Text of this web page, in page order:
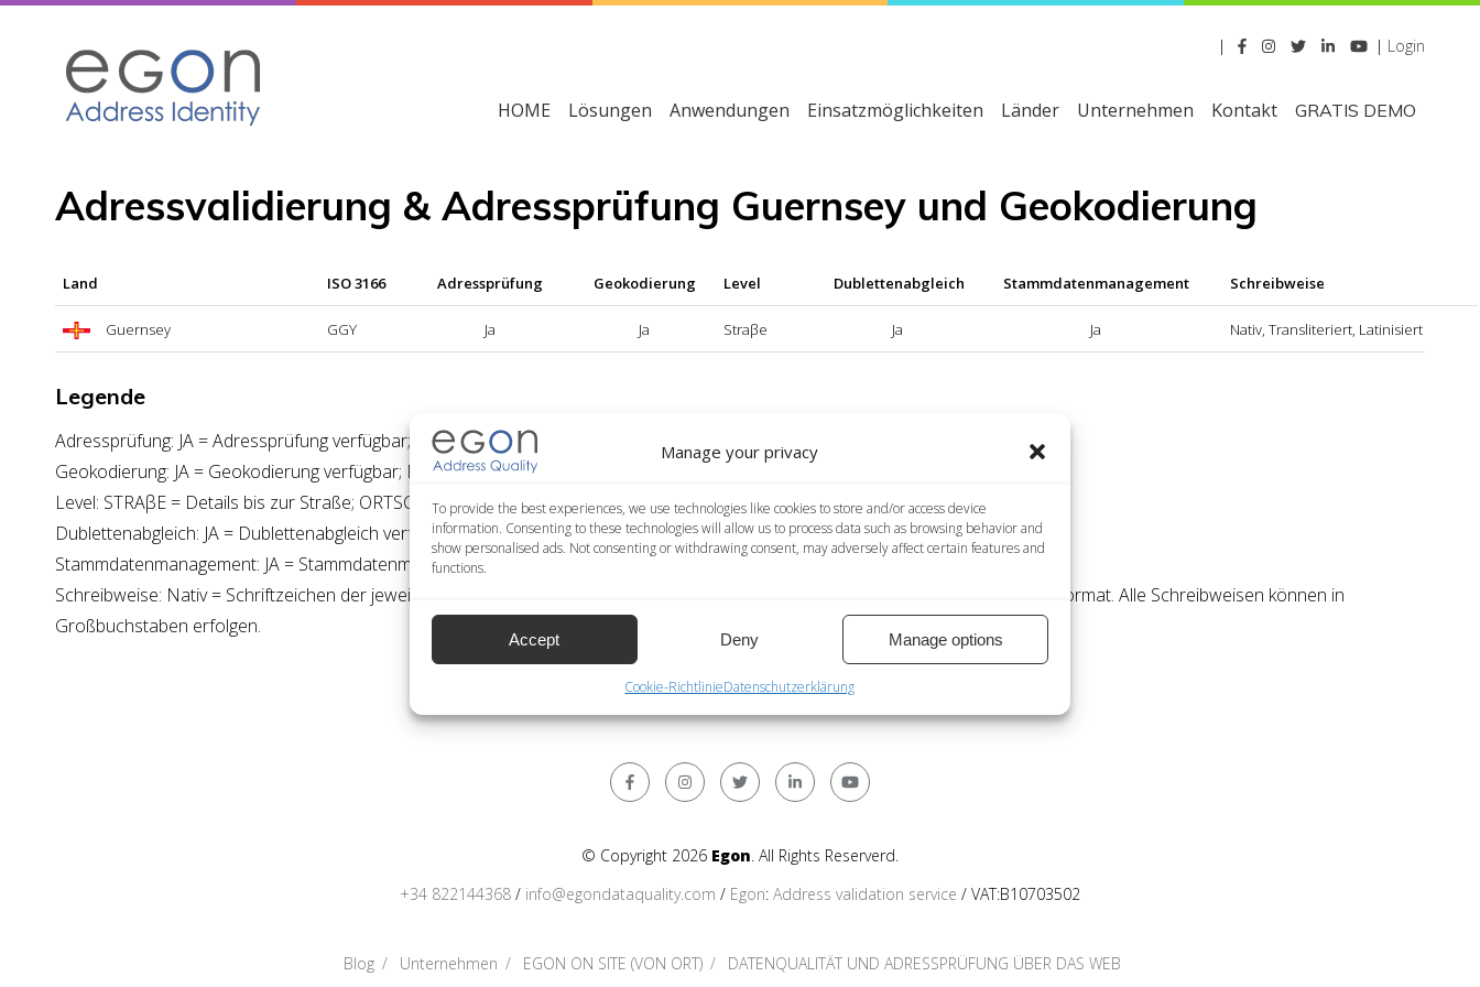
Manage your privacy
To provide the best experiences, we use technologies like cookies to store and/or access device
information. Consenting to these technologies will allow us to process data such as browsing behavior and
show personalised ads. Not consenting or withdrawing consent, may adversely affect certain features and
functions.
Accept Deny Manage options
Cookie-RichtlinieDatenschutzerklärung
| | Login
HOME Lösungen Anwendungen Einsatzmöglichkeiten Länder Unternehmen Kontakt GRATIS DEMO
Adressvalidierung & Adressprüfung Guernsey und Geokodierung
Land ISO 3166 Adressprüfung Geokodierung Level Dublettenabgleich Stammdatenmanagement Schreibweise
Guernsey GGY Ja Ja Straβe Ja Ja Nativ, Transliteriert, Latinisiert
Legende
Adressprüfung: JA = Adressprüfung verfügbar; NEIN = Adressprüfung nicht verfügbar
Geokodierung: JA = Geokodierung verfügbar; NEIN = Geokodierung nicht verfügbar
Level: STRAβE = Details bis zur Straße; ORTSCHAFT = Details bis zum Ort
Dublettenabgleich: JA = Dublettenabgleich verfügbar; NEIN = Dublettenabgleich nicht verfügbar
Stammdatenmanagement: JA = Stammdatenmanagement verfügbar; NEIN = Stammdatenmanagement nicht verfügbar
Schreibweise: Nativ = Schriftzeichen der jeweiligen Sprache; Römisch = lateinische Schriftzeichen; International = internationales Format. Alle Schreibweisen können in
Großbuchstaben erfolgen.
© Copyright 2026 Egon. All Rights Reserverd.
+34 822144368 / info@egondataquality.com / Egon: Address validation service / VAT:B10703502
Blog Unternehmen EGON ON SITE (VON ORT) DATENQUALITÄT UND ADRESSPRÜFUNG ÜBER DAS WEB